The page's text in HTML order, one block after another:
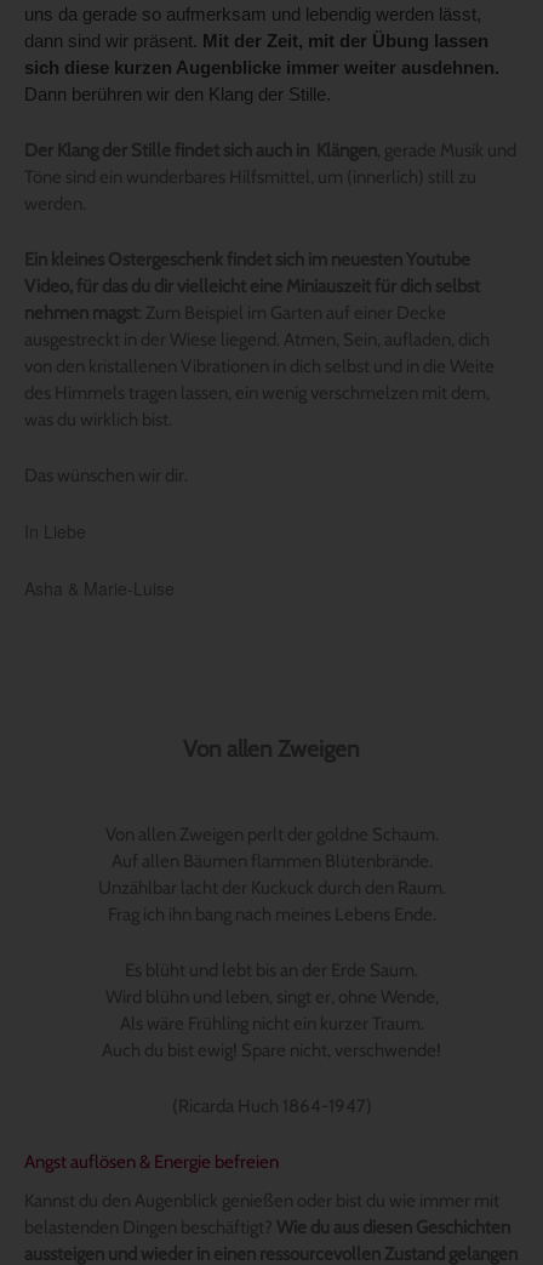
uns da gerade so aufmerksam und lebendig werden lässt,
dann sind wir präsent. Mit der Zeit, mit der Übung lassen
sich diese kurzen Augenblicke immer weiter ausdehnen.
Dann berühren wir den Klang der Stille.
Der Klang der Stille findet sich auch in Klängen, gerade Musik und
Töne sind ein wunderbares Hilfsmittel, um (innerlich) still zu
werden.
Ein kleines Ostergeschenk findet sich im neuesten Youtube
Video, für das du dir vielleicht eine Miniauszeit für dich selbst
nehmen magst: Zum Beispiel im Garten auf einer Decke
ausgestreckt in der Wiese liegend. Atmen, Sein, aufladen, dich
von den kristallenen Vibrationen in dich selbst und in die Weite
des Himmels tragen lassen, ein wenig verschmelzen mit dem,
was du wirklich bist.
Das wünschen wir dir.
In Liebe
Asha & Marie-Luise
Von allen Zweigen
Von allen Zweigen perlt der goldne Schaum.
Auf allen Bäumen flammen Blütenbrände.
Unzählbar lacht der Kuckuck durch den Raum.
Frag ich ihn bang nach meines Lebens Ende.
Es blüht und lebt bis an der Erde Saum.
Wird blühn und leben, singt er, ohne Wende,
Als wäre Frühling nicht ein kurzer Traum.
Auch du bist ewig! Spare nicht, verschwende!
(Ricarda Huch 1864-1947)
Angst auflösen & Energie befreien
Kannst du den Augenblick genießen oder bist du wie immer mit
belastenden Dingen beschäftigt? Wie du aus diesen Geschichten
aussteigen und wieder in einen ressourcevollen Zustand gelangen